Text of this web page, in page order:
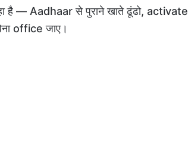
है — Aadhaar से पुराने खाते ढूंढो, activate
office जाए।